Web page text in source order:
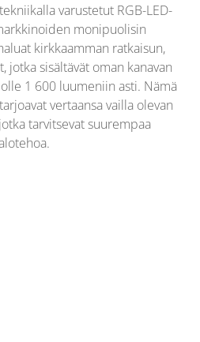
varustetut RGB-LED-
monipuolisin
kirkkaamman ratkaisun,
jotka sisältävät oman kanavan
1 600 luumeniin asti. Nämä
vertaansa vailla olevan
tarvitsevat suurempaa